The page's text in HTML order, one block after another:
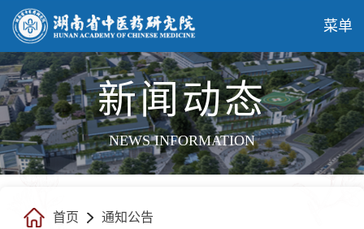
菜单
新闻动态
NEWS INFORMATION
首页 通知公告